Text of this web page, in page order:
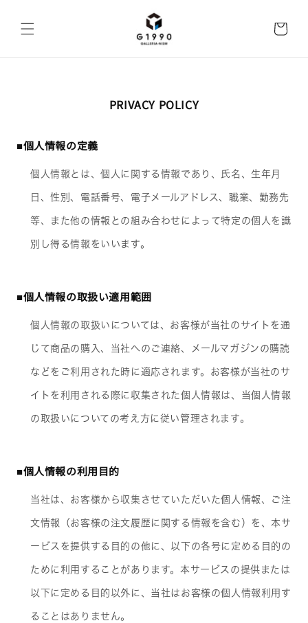
content
Cart
PRIVACY POLICY
■個人情報の定義
個人情報とは、個人に関する情報であり、氏名、生年月
日、性別、電話番号、電子メールアドレス、職業、勤務先
等、また他の情報との組み合わせによって特定の個人を識
別し得る情報をいいます。
■個人情報の取扱い適用範囲
個人情報の取扱いについては、お客様が当社のサイトを通
じて商品の購入、当社へのご連絡、メールマガジンの購読
などをご利用された時に適応されます。お客様が当社のサ
イトを利用される際に収集された個人情報は、当個人情報
の取扱いについての考え方に従い管理されます。
■個人情報の利用目的
当社は、お客様から収集させていただいた個人情報、ご注
文情報（お客様の注文履歴に関する情報を含む）を、本サ
ービスを提供する目的の他に、以下の各号に定める目的の
ために利用することがあります。本サービスの提供または
以下に定める目的以外に、当社はお客様の個人情報利用す
ることはありません。